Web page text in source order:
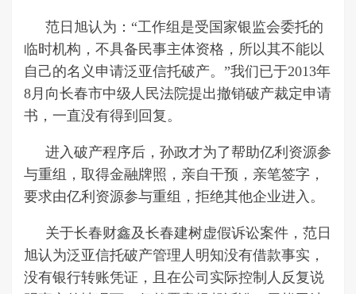
范日旭认为：“工作组是受国家银监会委托的
临时机构，不具备民事主体资格，所以其不能以
自己的名义申请泛亚信托破产。”我们已于2013年
8月向长春市中级人民法院提出撤销破产裁定申请
书，一直没有得到回复。
进入破产程序后，孙政才为了帮助亿利资源参
与重组，取得金融牌照，亲自干预，亲笔签字，
要求由亿利资源参与重组，拒绝其他企业进入。
关于长春财鑫及长春建树虚假诉讼案件，范日
旭认为泛亚信托破产管理人明知没有借款事实，
没有银行转账凭证，且在公司实际控制人反复说